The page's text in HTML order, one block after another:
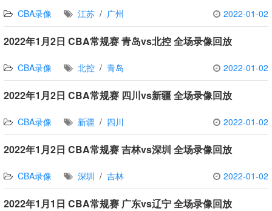
CBA录像 江苏 / 广州 2022-01-02
2022年1月2日 CBA常规赛 青岛vs北控 全场录像回放
CBA录像 北控 / 青岛 2022-01-02
2022年1月2日 CBA常规赛 四川vs新疆 全场录像回放
CBA录像 新疆 / 四川 2022-01-02
2022年1月2日 CBA常规赛 吉林vs深圳 全场录像回放
CBA录像 深圳 / 吉林 2022-01-02
2022年1月1日 CBA常规赛 广东vs辽宁 全场录像回放